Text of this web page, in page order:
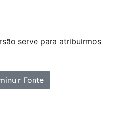
serve para atribuirmos
Fonte